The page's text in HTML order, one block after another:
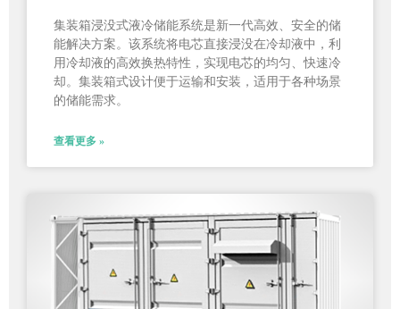
集装箱浸没式液冷储能系统是新一代高效、安全的储
能解决方案。该系统将电芯直接浸没在冷却液中，利
用冷却液的高效换热特性，实现电芯的均匀、快速冷
却。集装箱式设计便于运输和安装，适用于各种场景
的储能需求。
查看更多 »